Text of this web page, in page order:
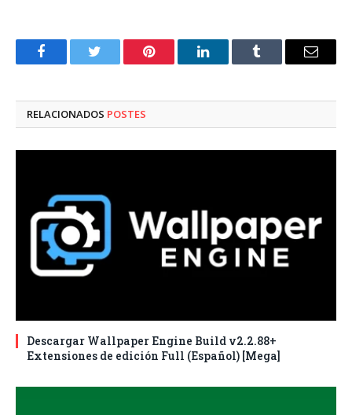
FacebookTwitter Pinterest LinkedInTumblr
Correo
RELACIONADOS POSTES
Descargar Wallpaper Engine Build v2.2.88+
Extensiones de edición Full (Español) [Mega]